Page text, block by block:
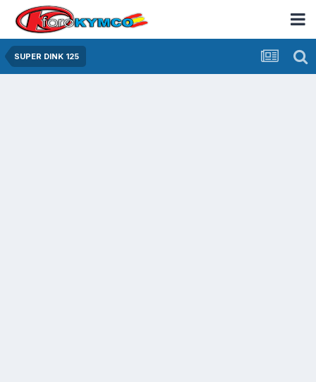
SUPER DINK 125